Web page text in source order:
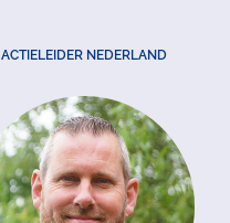
ACTIELEIDER NEDERLAND